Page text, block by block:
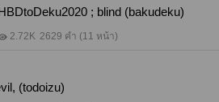
; #SecretHBDtoDeku2020 ; blind (bakudeku)
2.72K 2629 คำ (11 หน้า)
devil, (todoizu)